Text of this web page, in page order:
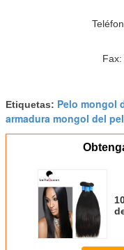
Etiquetas: Pelo mongol
armadura mongol del